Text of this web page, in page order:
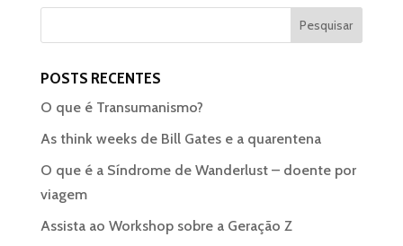
POSTS RECENTES
O que é Transumanismo?
As think weeks de Bill Gates e a quarentena
O que é a Síndrome de Wanderlust – doente por
viagem
Assista ao Workshop sobre a Geração Z